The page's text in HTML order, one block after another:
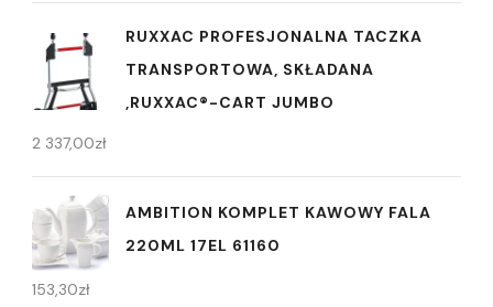
RUXXAC PROFESJONALNA TACZKA
TRANSPORTOWA, SKŁADANA
,RUXXAC®-CART JUMBO
2 337,00zł
AMBITION KOMPLET KAWOWY FALA
220ML 17EL 61160
153,30zł